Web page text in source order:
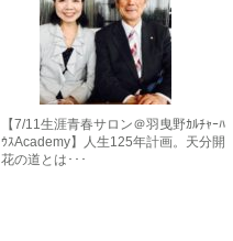
【7/11生涯青春サロン＠羽曳野ｶﾙﾁｬｰﾊ
ｳｽAcademy】人生125年計画。天分開
花の道とは･･･